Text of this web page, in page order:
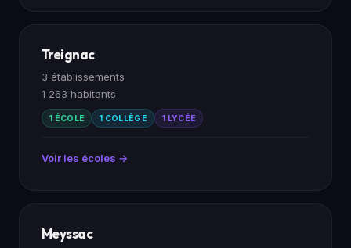
Treignac
3 établissements
1 263 habitants
1 ÉCOLE 1 COLLÈGE 1 LYCÉE
Voir les écoles →
Meyssac